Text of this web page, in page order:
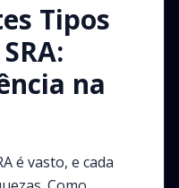
Tipos
na
é vasto, e cada